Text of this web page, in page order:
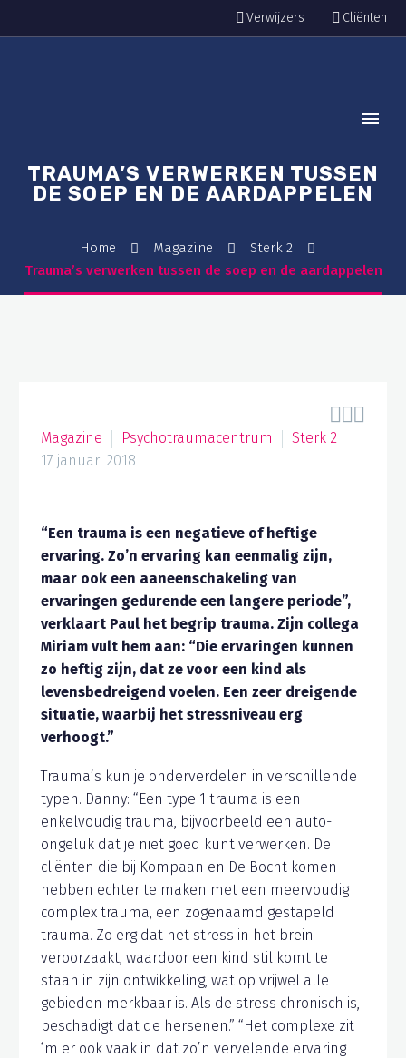
Verwijzers Cliënten
TRAUMA’S VERWERKEN TUSSEN
DE SOEP EN DE AARDAPPELEN
Home Magazine
Sterk 2
Trauma’s verwerken tussen de soep en de aardappelen

Magazine Psychotraumacentrum
Sterk 2
17 januari 2018
“Een trauma is een negatieve of heftige
ervaring. Zo’n ervaring kan eenmalig zijn,
maar ook een aaneenschakeling van
ervaringen gedurende een langere periode”,
verklaart Paul het begrip trauma. Zijn collega
Miriam vult hem aan: “Die ervaringen kunnen
zo heftig zijn, dat ze voor een kind als
levensbedreigend voelen. Een zeer dreigende
situatie, waarbij het stressniveau erg
verhoogt.”
Trauma’s kun je onderverdelen in verschillende
typen. Danny: “Een type 1 trauma is een
enkelvoudig trauma, bijvoorbeeld een auto-
ongeluk dat je niet goed kunt verwerken. De
cliënten die bij Kompaan en De Bocht komen
hebben echter te maken met een meervoudig
complex trauma, een zogenaamd gestapeld
trauma. Zo erg dat het stress in het brein
veroorzaakt, waardoor een kind stil komt te
staan in zijn ontwikkeling, wat op vrijwel alle
gebieden merkbaar is. Als de stress chronisch is,
beschadigt dat de hersenen.” “Het complexe zit
‘m er ook vaak in dat zo’n vervelende ervaring